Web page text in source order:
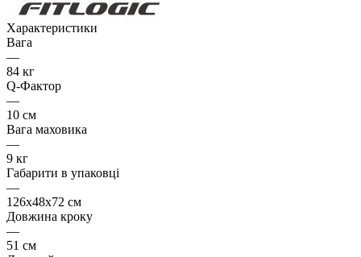
Характеристики
Вага
—
84 кг
Q-Фактор
—
10 см
Вага маховика
—
9 кг
Габарити в упаковці
—
126х48х72 см
Довжина кроку
—
51 см